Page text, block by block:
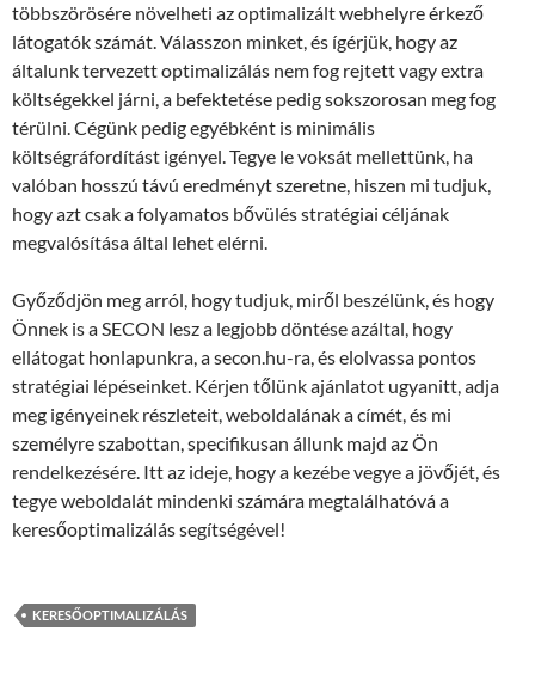
többszörösére növelheti az optimalizált webhelyre érkező
látogatók számát. Válasszon minket, és ígérjük, hogy az
általunk tervezett optimalizálás nem fog rejtett vagy extra
költségekkel járni, a befektetése pedig sokszorosan meg fog
térülni. Cégünk pedig egyébként is minimális
költségráfordítást igényel. Tegye le voksát mellettünk, ha
valóban hosszú távú eredményt szeretne, hiszen mi tudjuk,
hogy azt csak a folyamatos bővülés stratégiai céljának
megvalósítása által lehet elérni.
Győződjön meg arról, hogy tudjuk, miről beszélünk, és hogy
Önnek is a SECON lesz a legjobb döntése azáltal, hogy
ellátogat honlapunkra, a secon.hu-ra, és elolvassa pontos
stratégiai lépéseinket. Kérjen tőlünk ajánlatot ugyanitt, adja
meg igényeinek részleteit, weboldalának a címét, és mi
személyre szabottan, specifikusan állunk majd az Ön
rendelkezésére. Itt az ideje, hogy a kezébe vegye a jövőjét, és
tegye weboldalát mindenki számára megtalálhatóvá a
keresőoptimalizálás segítségével!
KERESŐOPTIMALIZÁLÁS